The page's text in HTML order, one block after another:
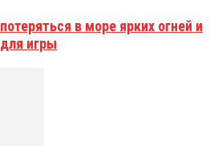
в море ярких огней и
игры